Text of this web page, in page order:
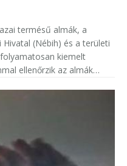
termésű almák, a
(Nébih) és a területi
kiemelt
ellenőrzik az almák